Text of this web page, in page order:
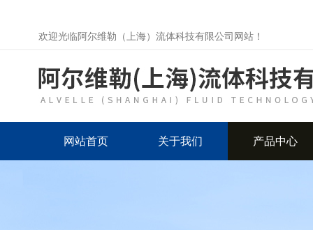
欢迎光临阿尔维勒（上海）流体科技有限公司网站！
网站首页 关于我们 产品中心